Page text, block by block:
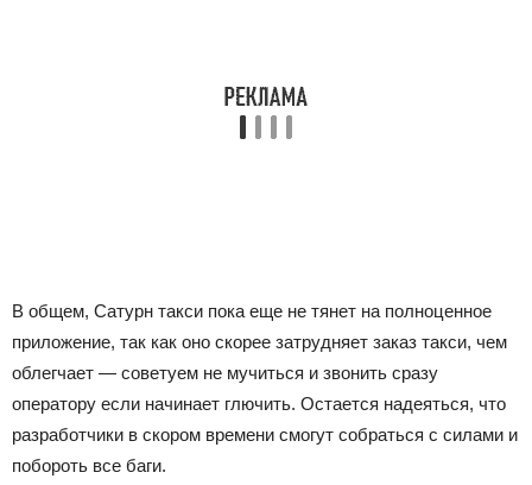
В общем, Сатурн такси пока еще не тянет на полноценное
приложение, так как оно скорее затрудняет заказ такси, чем
облегчает — советуем не мучиться и звонить сразу
оператору если начинает глючить. Остается надеяться, что
разработчики в скором времени смогут собраться с силами и
побороть все баги.